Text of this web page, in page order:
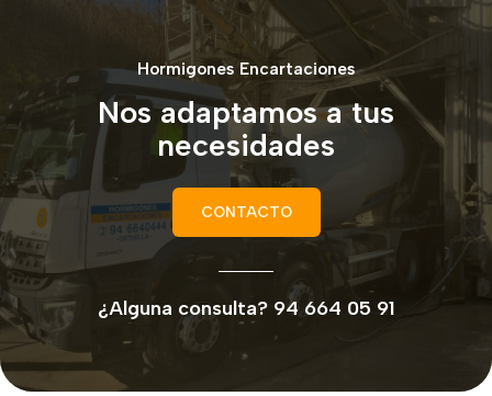
Hormigones Encartaciones
Nos adaptamos a tus
necesidades
CONTACTO
¿Alguna consulta? 94 664 05 91